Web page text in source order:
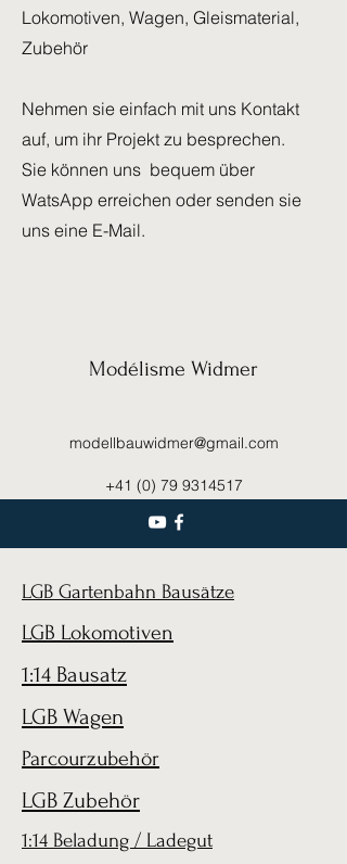
Lokomotiven, Wagen, Gleismaterial,
Zubehör
Nehmen sie einfach mit uns Kontakt
auf, um ihr Projekt zu besprechen.
Sie können uns bequem über
WatsApp erreichen oder senden sie
uns eine E-Mail.
Modélisme Widmer
modellbauwidmer@gmail.com
+41 (0) 79 9314517
LGB Gartenbahn Bausätze
LGB Lokomotiven
1:14 Bausatz
LGB Wagen
Parcourzubehör
LGB Zubehör
1:14 Beladung / Ladegut